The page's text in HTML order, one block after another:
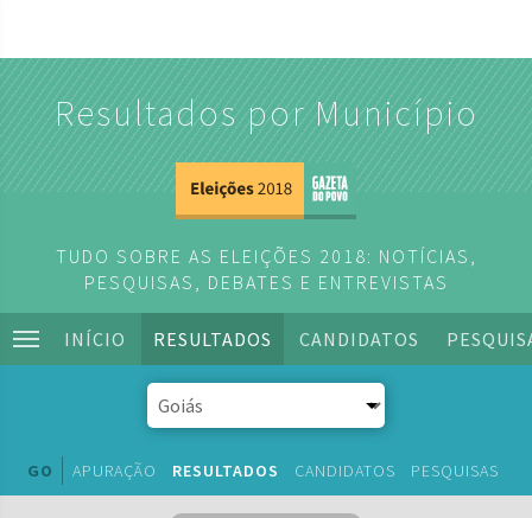
Resultados por Município
TUDO SOBRE AS ELEIÇÕES 2018: NOTÍCIAS,
PESQUISAS, DEBATES E ENTREVISTAS
INÍCIO RESULTADOS CANDIDATOS
GO APURAÇÃO RESULTADOS CANDIDATOS PESQUISAS